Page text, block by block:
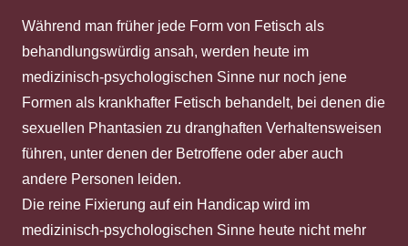
Während man früher jede Form von Fetisch als
behandlungswürdig ansah, werden heute im
medizinisch-psychologischen Sinne nur noch jene
Formen als krankhafter Fetisch behandelt, bei denen die
sexuellen Phantasien zu dranghaften Verhaltensweisen
führen, unter denen der Betroffene oder aber auch
andere Personen leiden.
Die reine Fixierung auf ein Handicap wird im
medizinisch-psychologischen Sinne heute nicht mehr